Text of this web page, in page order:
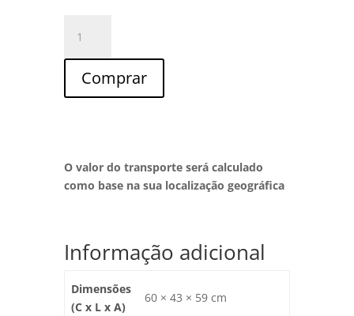
Mesa
Apoio
29S
Comprar
O valor do transporte será calculado
como base na sua localização geográfica
Informação adicional
Dimensões
(C x L x A)
60 × 43 × 59 cm